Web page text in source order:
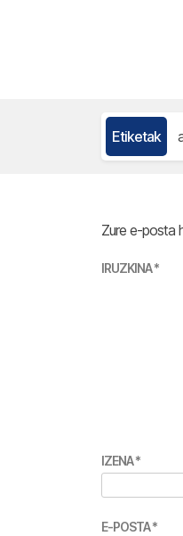
Etiketak
Zure e-posta
IRUZKINA*
IZENA*
E-POSTA*